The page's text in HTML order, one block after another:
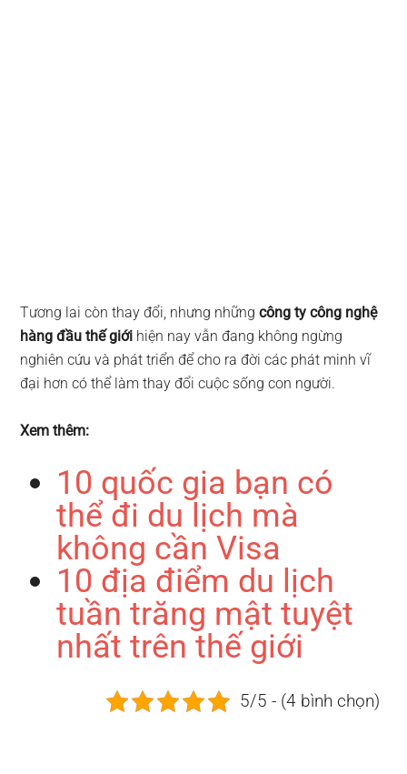
Tương lai còn thay đổi, nhưng nhữngcông ty công nghệ
hàng đầu thế giới hiện nay vẫn đang không ngừng
nghiên cứu và phát triển để cho ra đời các phát minh vĩ
đại hơn có thể làm thay đổi cuộc sống con người.
Xem thêm:
10 quốc gia bạn có
thể đi du lịch mà
không cần Visa
10 địa điểm du lịch
tuần trăng mật tuyệt
nhất trên thế giới
5/5 - (4 bình chọn)